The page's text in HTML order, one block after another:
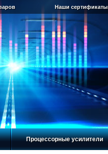
Наши сертификаты
Процессорные усилители